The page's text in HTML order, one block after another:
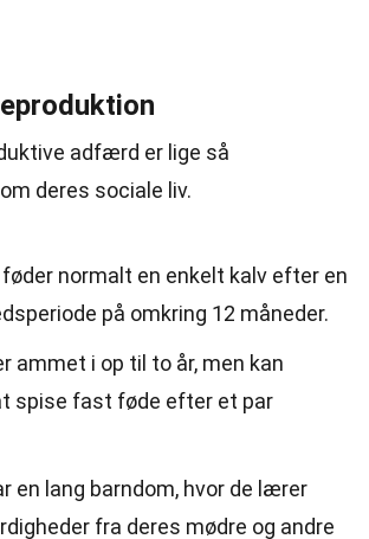
adfærd er lige så
deres sociale liv.
normalt en enkelt kalv efter en
på omkring 12 måneder.
ammet i op til to år, men kan
spise fast føde efter et par
en lang barndom, hvor de lærer
fra deres mødre og andre